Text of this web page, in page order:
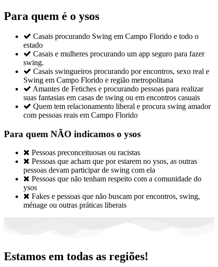
Para quem é o ysos
 Casais procurando Swing em Campo Florido e todo o
estado
 Casais e mulheres procurando um app seguro para fazer
swing.
 Casais swingueiros procurando por encontros, sexo real e
Swing em Campo Florido e região metropolitana
 Amantes de Fetiches e procurando pessoas para realizar
suas fantasias em casas de swing ou em encontros casuais
 Quem tem relacionamento liberal e procura swing amador
com pessoas reais em Campo Florido
Para quem NÃO indicamos o ysos
 Pessoas preconceituosas ou racistas
 Pessoas que acham que por estarem no ysos, as outras
pessoas devam participar de swing com ela
 Pessoas que não tenham respeito com a comunidade do
ysos
 Fakes e pessoas que não buscam por encontros, swing,
ménage ou outras práticas liberais
Estamos em todas as regiões!